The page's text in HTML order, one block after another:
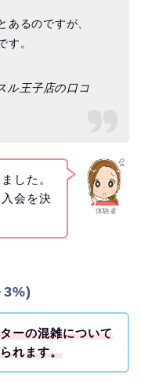
あるのですが、
す。
ル王子店の口コ
体験者
した。
会を決
3%)
ーの混雑について
れます。